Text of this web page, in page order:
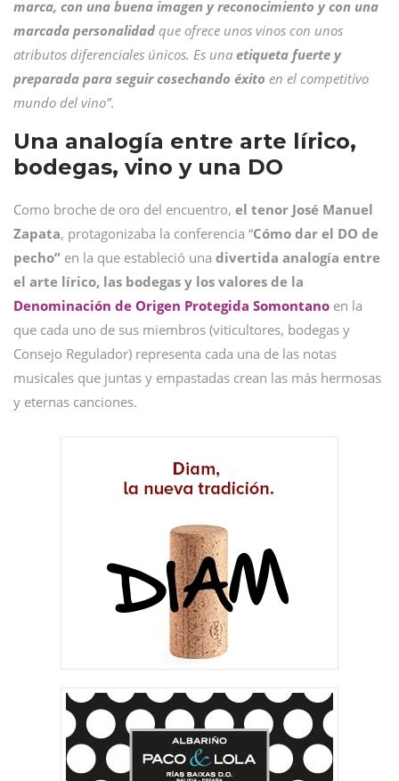
marca, con una buena imagen y reconocimiento y con una
marcada personalidadque ofrece unos vinos con unos
atributos diferenciales únicos. Es una etiqueta fuerte y
preparada para seguir cosechando éxito en el competitivo
mundo del vino”.
Una analogía entre arte lírico,
bodegas, vino y una DO
Como broche de oro del encuentro, el tenor José Manuel
Zapata, protagonizaba la conferencia “Cómo dar el DO de
pecho” en la que estableció una divertida analogía entre
el arte lírico, las bodegas y los valores de la
Denominación de Origen Protegida Somontano en la
que cada uno de sus miembros (viticultores, bodegas y
Consejo Regulador) representa cada una de las notas
musicales que juntas y empastadas crean las más hermosas
y eternas canciones.